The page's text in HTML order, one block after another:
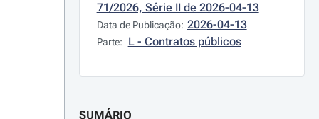
71/2026, Série II de 2026-04-13
Data de Publicação: 2026-04-13
Parte: L - Contratos públicos
SUMÁRIO